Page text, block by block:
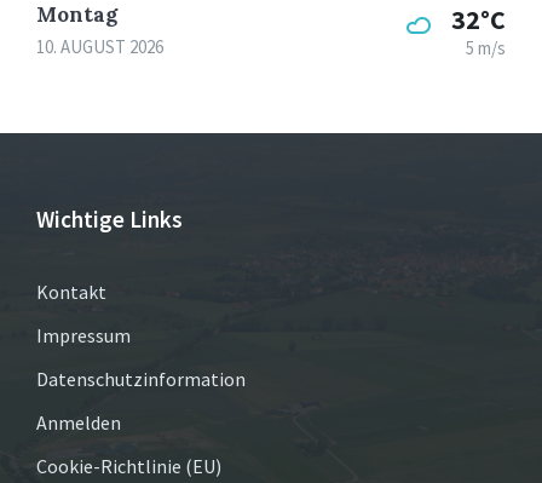
Montag
10. AUGUST 2026
32°C
5 m/s
Wichtige Links
Kontakt
Impressum
Datenschutzinformation
Anmelden
Cookie-Richtlinie (EU)